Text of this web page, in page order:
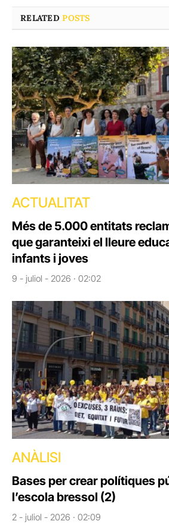
RELATEDPOSTS
ACTUALITAT
Més de 5.000 entitats
que garanteixi el lleure
infants i joves
9 - juliol - 2026 · 02:02
ANÀLISI
Bases per crear polítiques
l’escola bressol (2)
2 - juliol - 2026 · 02:09